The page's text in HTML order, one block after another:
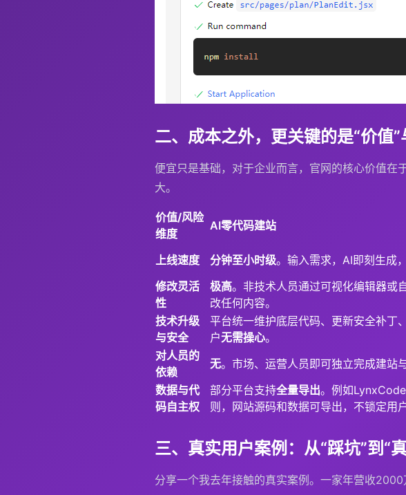
二、成本之外，更关键的是“价值”
便宜只是基础，对于企业而言，官网的核心价值在
大。
价值/风险
维度
AI零代码建站
上线速度 分钟至小时级。输入需求，AI即刻生成
修改灵活
性
极高。非技术人员通过可视化编辑器或
改任何内容。
技术升级
与安全
平台统一维护底层代码、更新安全补丁
户无需操心。
对人员的
依赖
无。市场、运营人员即可独立完成建站
数据与代
码自主权
部分平台支持全量导出。例如
则，网站源码和数据可导出，不锁定用户
三、真实用户案例：从“踩坑”到“
分享一个我去年接触的真实案例。一家年营收